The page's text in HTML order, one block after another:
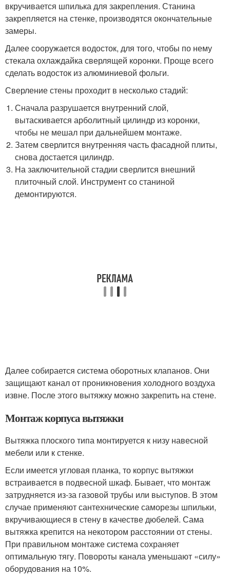
вкручивается шпилька для закрепления. Станина
закрепляется на стенке, производятся окончательные
замеры.
Далее сооружается водосток, для того, чтобы по нему
стекала охлаждайка сверлящей коронки. Проще всего
сделать водосток из алюминиевой фольги.
Сверление стены проходит в несколько стадий:
Сначала разрушается внутренний слой,
вытаскивается арболитный цилиндр из коронки,
чтобы не мешал при дальнейшем монтаже.
Затем сверлится внутренняя часть фасадной плиты,
снова достается цилиндр.
На заключительной стадии сверлится внешний
плиточный слой. Инструмент со станиной
демонтируются.
Далее собирается система оборотных клапанов. Они
защищают канал от проникновения холодного воздуха
извне. После этого вытяжку можно закрепить на стене.
Монтаж корпуса вытяжки
Вытяжка плоского типа монтируется к низу навесной
мебели или к стенке.
Если имеется угловая планка, то корпус вытяжки
встраивается в подвесной шкаф. Бывает, что монтаж
затрудняется из-за газовой трубы или выступов. В этом
случае применяют сантехнические саморезы шпильки,
вкручивающиеся в стену в качестве дюбелей. Сама
вытяжка крепится на некотором расстоянии от стены.
При правильном монтаже система сохраняет
оптимальную тягу. Повороты канала уменьшают «силу»
оборудования на 10%.